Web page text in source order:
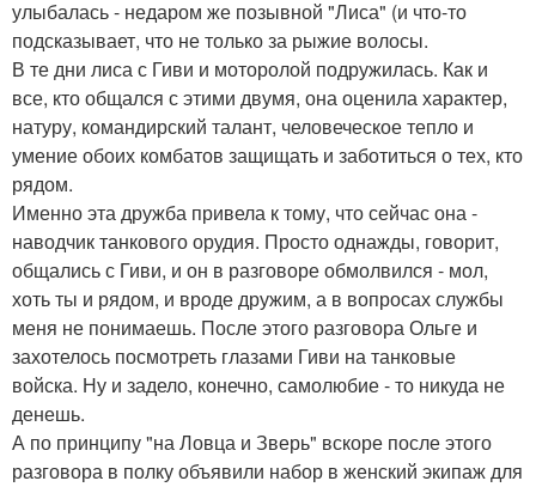
улыбалась - недаром же позывной "Лиса" (и что-то
подсказывает, что не только за рыжие волосы.
В те дни лиса с Гиви и моторолой подружилась. Как и
все, кто общался с этими двумя, она оценила характер,
натуру, командирский талант, человеческое тепло и
умение обоих комбатов защищать и заботиться о тех, кто
рядом.
Именно эта дружба привела к тому, что сейчас она -
наводчик танкового орудия. Просто однажды, говорит,
общались с Гиви, и он в разговоре обмолвился - мол,
хоть ты и рядом, и вроде дружим, а в вопросах службы
меня не понимаешь. После этого разговора Ольге и
захотелось посмотреть глазами Гиви на танковые
войска. Ну и задело, конечно, самолюбие - то никуда не
денешь.
А по принципу "на Ловца и Зверь" вскоре после этого
разговора в полку объявили набор в женский экипаж для